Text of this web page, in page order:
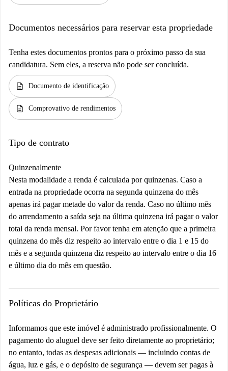
Documentos necessários para reservar esta propriedade
Tenha estes documentos prontos para o próximo passo da sua
candidatura. Sem eles, a reserva não pode ser concluída.
description Documento de identificação
description Comprovativo de rendimentos
Tipo de contrato
Quinzenalmente
Nesta modalidade a renda é calculada por quinzenas. Caso a
entrada na propriedade ocorra na segunda quinzena do mês
apenas irá pagar metade do valor da renda. Caso no último mês
do arrendamento a saída seja na última quinzena irá pagar o valor
total da renda mensal. Por favor tenha em atenção que a primeira
quinzena do mês diz respeito ao intervalo entre o dia 1 e 15 do
mês e a segunda quinzena diz respeito ao intervalo entre o dia 16
e último dia do mês em questão.
Políticas do Proprietário
Informamos que este imóvel é administrado profissionalmente. O
pagamento do aluguel deve ser feito diretamente ao proprietário;
no entanto, todas as despesas adicionais — incluindo contas de
água, luz e gás, e o depósito de segurança — devem ser pagas à